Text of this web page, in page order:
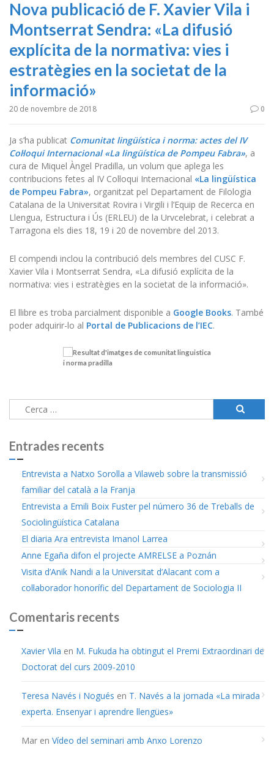
Nova publicació de F. Xavier Vila i
Montserrat Sendra: «La difusió
explícita de la normativa: vies i
estratègies en la societat de la
informació»
20 de novembre de 2018 0
Ja s’ha publicat Comunitat lingüística i norma: actes del IV
Col·loqui Internacional «La lingüística de Pompeu Fabra», a
cura de Miquel Àngel Pradilla, un volum que aplega les
contribucions fetes al IV Col·loqui Internacional «La lingüística
de Pompeu Fabra», organitzat pel Departament de Filologia
Catalana de la Universitat Rovira i Virgili i l’Equip de Recerca en
Llengua, Estructura i Ús (ERLEU) de la Urvcelebrat, i celebrat a
Tarragona els dies 18, 19 i 20 de novembre del 2013.
El compendi inclou la contribució dels membres del CUSC F.
Xavier Vila i Montserrat Sendra, «La difusió explícita de la
normativa: vies i estratègies en la societat de la informació».
El llibre es troba parcialment disponible a Google Books. També
poder adquirir-lo al Portal de Publicacions de l’IEC.
Cerca:
Entrades recents
Entrevista a Natxo Sorolla a Vilaweb sobre la transmissió
familiar del català a la Franja
Entrevista a Emili Boix Fuster pel número 36 de Treballs de
Sociolingüística Catalana
El diaria Ara entrevista Imanol Larrea
Anne Egaña difon el projecte AMRELSE a Poznán
Visita d’Anik Nandi a la Universitat d’Alacant com a
col·laborador honorífic del Departament de Sociologia II
Comentaris recents
Xavier Vila en M. Fukuda ha obtingut el Premi Extraordinari de
Doctorat del curs 2009-2010
Teresa Navés i Nogués en T. Navés a la jornada «La mirada
experta. Ensenyar i aprendre llengües»
Mar en Vídeo del seminari amb Anxo Lorenzo